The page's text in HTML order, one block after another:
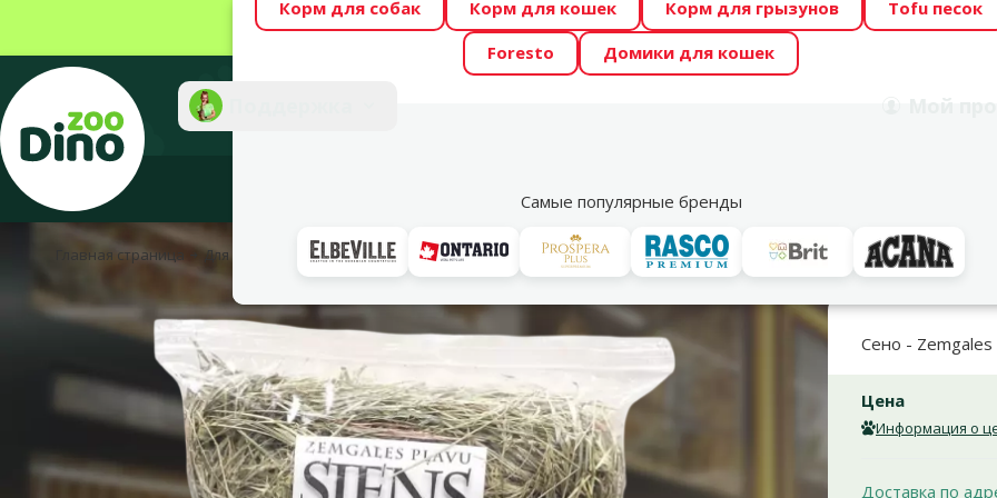
Весь месяц Dino Zoo предлагает отличные цены на ТОП-овые корма! 🍖
Фотоконкурс “GADA ŪSAIŅI”! Возможно Твой питомец станет звездой
Корм для собак Корм для кошек Корм для грызунов
Tofu песок
Foresto
Домики для кошек
Самые популярные бренды
Акции
Главная страница Для грызунов Корм, лакомства и пищевые добавки Сено СЕНО - ZEMGALES SIENS
Сено - Zemgales
Цена
Информация о
Доставка по